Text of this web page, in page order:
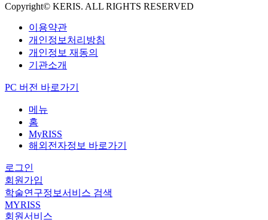
Copyright© KERIS. ALL RIGHTS RESERVED
이용약관
개인정보처리방침
개인정보 재동의
기관소개
PC 버전 바로가기
메뉴
홈
MyRISS
해외전자정보 바로가기
로그인
회원가입
학술연구정보서비스 검색
MYRISS
회원서비스